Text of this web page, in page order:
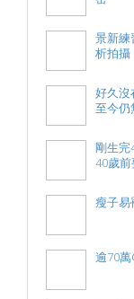
景新練
析拍攝
好久沒
至今仍
剛生完
40歲
瘦子易
逾70